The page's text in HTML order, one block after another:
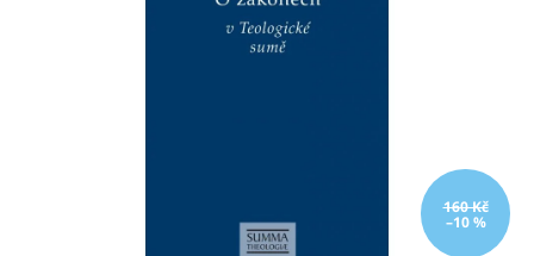
160 Kč
–10 %